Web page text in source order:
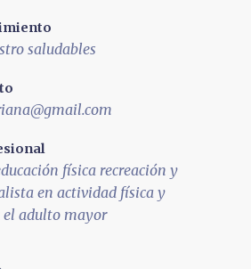
saludables
física recreación y
en actividad física y
el adulto mayor